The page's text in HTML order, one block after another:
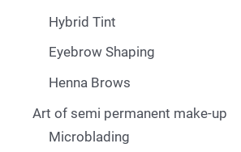
Hybrid Tint
Eyebrow Shaping
Henna Brows
Art of semi permanent make-up
Microblading